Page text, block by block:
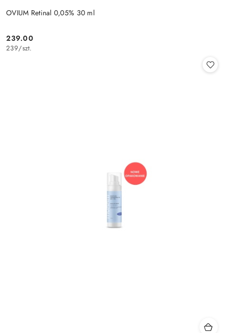
OVIUM Retinal 0,05% 30 ml
Cena:
239.00
239/szt.